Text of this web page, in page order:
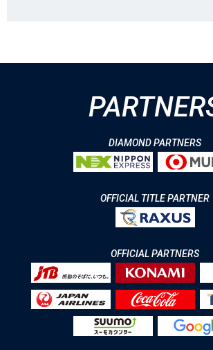
DIAMOND PARTNERS
OFFICIAL TITLE PARTNER
OFFICIAL PARTNERS